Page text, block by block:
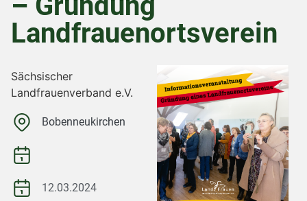
Landfrauenortsverein
Sächsischer
Landfrauenverband e.V.
Bobenneukirchen
12.03.2024